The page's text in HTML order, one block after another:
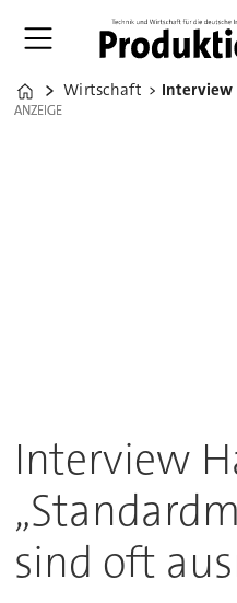
Home
Wirtschaft
ANZEIGE
ANZEIGE
Interview
sind oft